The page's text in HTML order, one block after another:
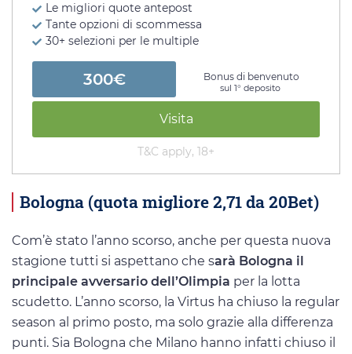
Le migliori quote antepost
Tante opzioni di scommessa
30+ selezioni per le multiple
300€ Bonus di benvenuto
sul 1° deposito
Visita
T&C apply, 18+
Bologna (quota migliore 2,71 da 20Bet)
Com’è stato l’anno scorso, anche per questa nuova
stagione tutti si aspettano che sarà Bologna il
principale avversario dell’Olimpia per la lotta
scudetto. L’anno scorso, la Virtus ha chiuso la regular
season al primo posto, ma solo grazie alla differenza
punti. Sia Bologna che Milano hanno infatti chiuso il